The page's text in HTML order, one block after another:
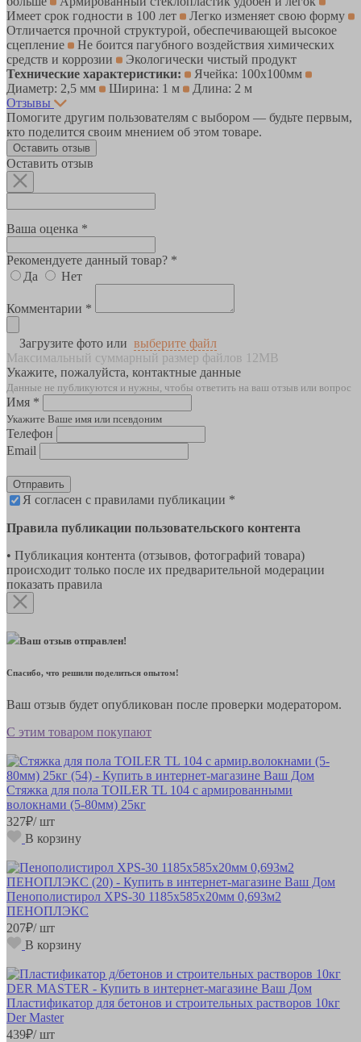
Имеет срок годности в 100 лет
Легко изменяет свою форму
Отличается прочной структурой, обеспечивающей высокое
сцепление
Не боится пагубного воздействия химических
средств и коррозии
Экологически чистый продукт
Технические характеристики:
Ячейка: 100х100мм
Диаметр: 2,5 мм
Ширина: 1 м
Длина: 2 м
Отзывы
Помогите другим пользователям с выбором — будьте первым,
кто поделится своим мнением об этом товаре.
Оставить отзыв
Оставить отзыв
Ваша оценка *
Рекомендуете данный товар? *
Да
Нет
Комментарии *
Загрузите фото или выберите файл
Максимальный суммарный размер файлов 12MB
Укажите, пожалуйста, контактные данные
Данные не публикуются и нужны, чтобы ответить на ваш отзыв или вопрос
Имя *
Укажите Ваше имя или псевдоним
Телефон
Email
Отправить
Я согласен с правилами публикации *
Правила публикации пользовательского контента
• Публикация контента (отзывов, фотографий товара)
происходит только после их предварительной модерации
показать правила
Ваш отзыв отправлен!
Спасибо, что решили поделиться опытом!
Ваш отзыв будет опубликован после проверки модератором.
С этим товаром покупают
Стяжка для пола TOILER TL 104 с армированными
волокнами (5-80мм) 25кг
327₽/ шт
В корзину
Пенополистирол XPS-30 1185х585х20мм 0,693м2
ПЕНОПЛЭКС
207₽/ шт
В корзину
Пластификатор для бетонов и строительных растворов 10кг
Der Master
439₽/ шт